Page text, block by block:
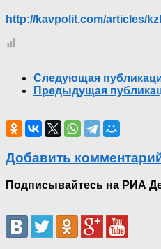
http://kavpolit.com/articles/
Следующая
Предыдущая
Добавить
Подписывайтесь на РИА